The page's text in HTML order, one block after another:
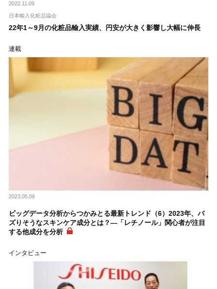
2022.11.09
日本輸入化粧品協会
22年1～9月の化粧品輸入実績、円安が大きく影響し大幅に伸長
連載
2023.05.06
ビッグデータ分析からつかみとる最新トレンド（6）2023年、バ
ズりそうなスキンケア成分とは？―「レチノール」関心者が注目
する他成分を分析
インタビュー